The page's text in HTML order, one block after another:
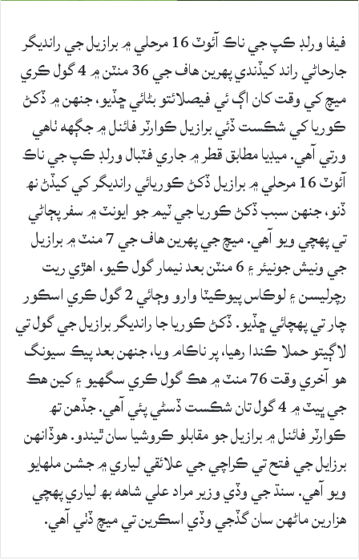
فيفا ورلڊ ڪپ جي ناڪ آئوٽ 16 مرحلي ۾ برازيل جي رانديگر
جارحاڻي راند کيڏندي پهرين هاف جي 36 منٽن ۾ 4 گول ڪري
ميچ کي وقت کان اڳ ئي فيصلائتو بڻائي ڇڏيو، جنهن ۾ ڏکڻ
ڪوريا کي شڪست ڏئي برازيل ڪوارٽر فائنل ۾ جڳهه ٺاهي
ورتي آهي. ميڊيا مطابق قطر ۾ جاري فٽبال ورلڊ ڪپ جي ناڪ
آئوٽ 16 مرحلي ۾ برازيل ڏکڻ ڪوريائي رانديگر کي کيڏڻ نھ
ڏنو، جنهن سبب ڏکڻ ڪوريا جي ٽيم جو ايونٽ ۾ سفر پڄاڻي
تي پهچي ويو آهي. ميچ جي پهرين هاف جي 7 منٽ ۾ برازيل
جي ونيش جونيئر ۽ 6 منٽن بعد نيمار گول ڪيو، اهڙي ريت
رچرليسن ۽ لوڪاس پيوڪيٽا وارو وڄائي 2 گول ڪري اسڪور
چار تي پهچائي ڇڏيو. ڏکڻ ڪوريا جا رانديگر برازيل جي گول تي
لاڳيتو حملا ڪندا رهيا، پر ناڪام ويا، جنهن بعد پيڪ سيونگ
هو آخري وقت 76 منٽ ۾ هڪ گول ڪري سگهيو ۽ کين هڪ
جي ڀيٽ ۾ 4 گول تان شڪست ڏسڻي پئي آهي. جڏهن تھ
ڪوارٽر فائنل ۾ برازيل جو مقابلو ڪروشيا سان ٿيندو. هوڏانهن
برزايل جي فتح تي ڪراچي جي علائقي لياري ۾ جشن ملهايو
ويو آهي. سنڌ جي وڏي وزير مراد علي شاهه بھ لياري پهچي
هزارين ماڻهن سان گڏجي وڏي اسڪرين تي ميچ ڏٺي آهي.